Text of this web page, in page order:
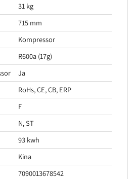
31 kg
715 mm
Kompressor
R600a (17g)
Ja
RoHs, CE, CB, ERP
F
N, ST
93 kwh
Kina
7090013678542